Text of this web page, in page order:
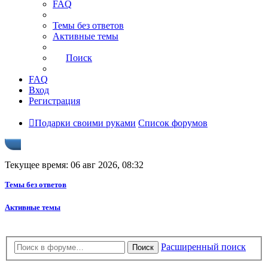
FAQ
Темы без ответов
Активные темы
Поиск
FAQ
Вход
Регистрация
Подарки своими руками Список форумов
Текущее время: 06 авг 2026, 08:32
Темы без ответов
Активные темы
Поиск Расширенный поиск